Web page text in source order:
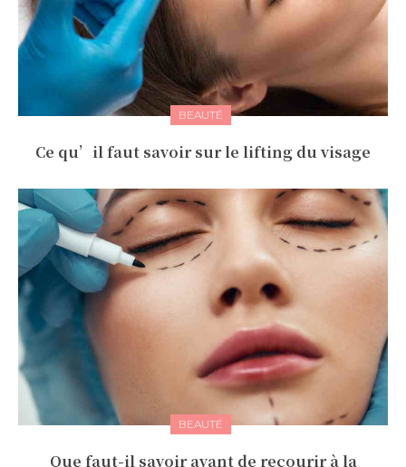
BEAUTÉ
Ce qu’il faut savoir sur le lifting du visage
BEAUTÉ
Que faut-il savoir avant de recourir à la